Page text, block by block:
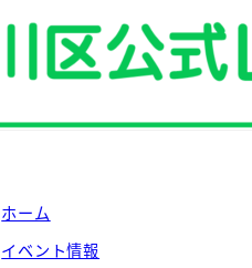
ホーム
イベント情報